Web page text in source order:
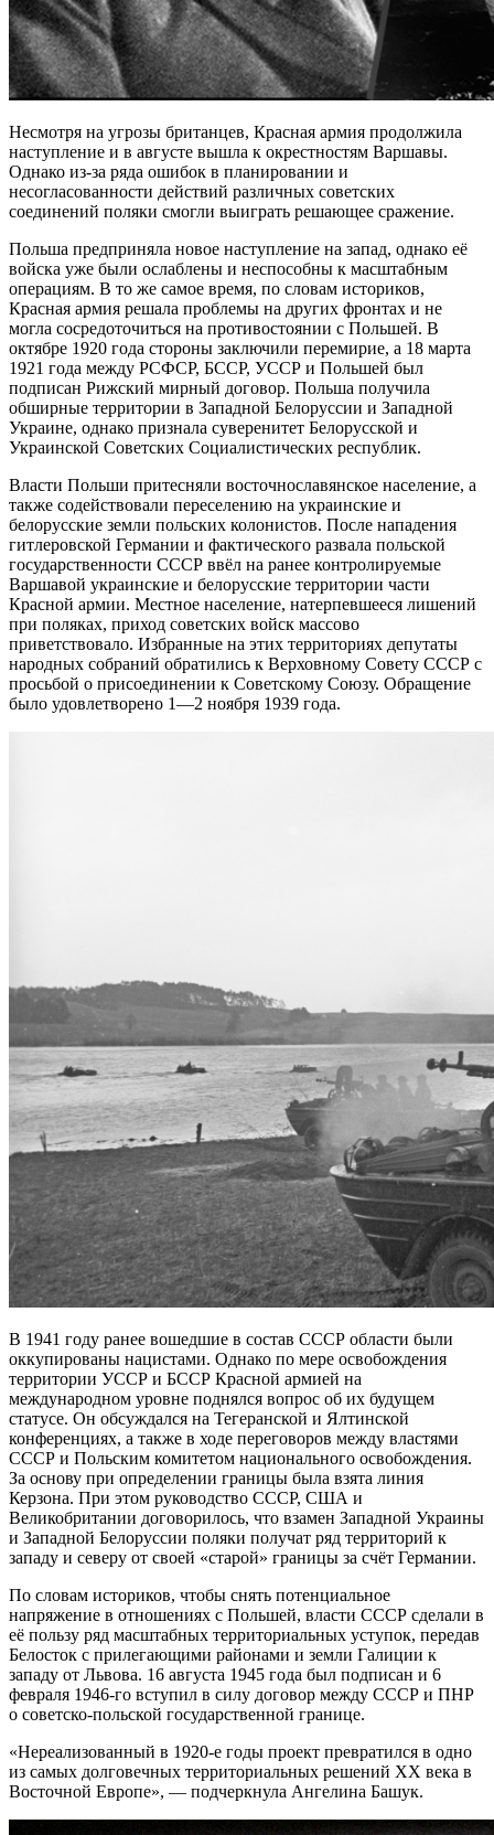
Несмотря на угрозы британцев, Красная армия продолжила
наступление и в августе вышла к окрестностям Варшавы.
Однако из-за ряда ошибок в планировании и
несогласованности действий различных советских
соединений поляки смогли выиграть решающее сражение.
Польша предприняла новое наступление на запад, однако её
войска уже были ослаблены и неспособны к масштабным
операциям. В то же самое время, по словам историков,
Красная армия решала проблемы на других фронтах и не
могла сосредоточиться на противостоянии с Польшей. В
октябре 1920 года стороны заключили перемирие, а 18 марта
1921 года между РСФСР, БССР, УССР и Польшей был
подписан Рижский мирный договор. Польша получила
обширные территории в Западной Белоруссии и Западной
Украине, однако признала суверенитет Белорусской и
Украинской Советских Социалистических республик.
Власти Польши притесняли восточнославянское население, а
также содействовали переселению на украинские и
белорусские земли польских колонистов. После нападения
гитлеровской Германии и фактического развала польской
государственности СССР ввёл на ранее контролируемые
Варшавой украинские и белорусские территории части
Красной армии. Местное население, натерпевшееся лишений
при поляках, приход советских войск массово
приветствовало. Избранные на этих территориях депутаты
народных собраний обратились к Верховному Совету СССР с
просьбой о присоединении к Советскому Союзу. Обращение
было удовлетворено 1—2 ноября 1939 года.
В 1941 году ранее вошедшие в состав СССР области были
оккупированы нацистами. Однако по мере освобождения
территории УССР и БССР Красной армией на
международном уровне поднялся вопрос об их будущем
статусе. Он обсуждался на Тегеранской и Ялтинской
конференциях, а также в ходе переговоров между властями
СССР и Польским комитетом национального освобождения.
За основу при определении границы была взята линия
Керзона. При этом руководство СССР, США и
Великобритании договорилось, что взамен Западной Украины
и Западной Белоруссии поляки получат ряд территорий к
западу и северу от своей «старой» границы за счёт Германии.
По словам историков, чтобы снять потенциальное
напряжение в отношениях с Польшей, власти СССР сделали в
её пользу ряд масштабных территориальных уступок, передав
Белосток с прилегающими районами и земли Галиции к
западу от Львова. 16 августа 1945 года был подписан и 6
февраля 1946-го вступил в силу договор между СССР и ПНР
о советско-польской государственной границе.
«Нереализованный в 1920-е годы проект превратился в одно
из самых долговечных территориальных решений XX века в
Восточной Европе», — подчеркнула Ангелина Башук.